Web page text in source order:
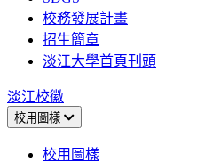
校務發展計畫
招生簡章
淡江大學首頁刊頭
淡江校徽
校用圖樣
校用圖樣